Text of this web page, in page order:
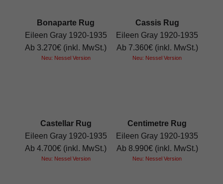
Bonaparte Rug
Eileen Gray 1920-1935
Ab 3.270€ (inkl. MwSt.)
Neu: Nessel Version
Cassis Rug
Eileen Gray 1920-1935
Ab 7.360€ (inkl. MwSt.)
Neu: Nessel Version
Castellar Rug
Eileen Gray 1920-1935
Ab 4.700€ (inkl. MwSt.)
Neu: Nessel Version
Centimetre Rug
Eileen Gray 1920-1935
Ab 8.990€ (inkl. MwSt.)
Neu: Nessel Version